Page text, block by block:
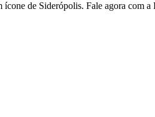
de Siderópolis. Fale agora com